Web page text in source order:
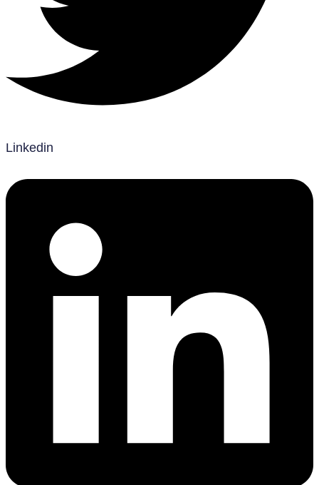
Linkedin